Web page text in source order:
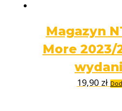
Magazyn
More 2023/
19,90 zł